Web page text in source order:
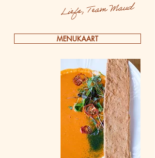
Liefs, Team Maud
MENUKAART